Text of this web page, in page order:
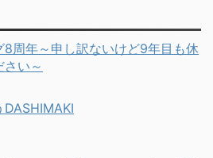
8周年～申し訳ないけど9年目も休
さい～
DASHIMAKI